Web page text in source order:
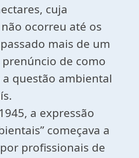
cuja
ocorreu até os
mais de um
prenúncio de como
questão ambiental
a expressão
começava a
profissionais de